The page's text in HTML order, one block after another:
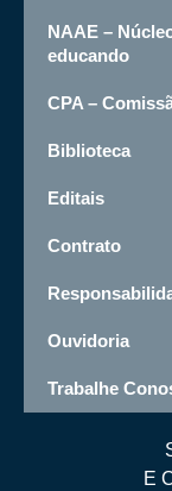
NAAE –
educando
CPA –
Biblioteca
Editais
Contrato
Ouvidoria
Trabalhe
E